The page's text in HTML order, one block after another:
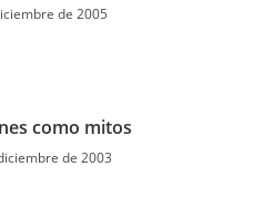
de 2005
como mitos
de 2003